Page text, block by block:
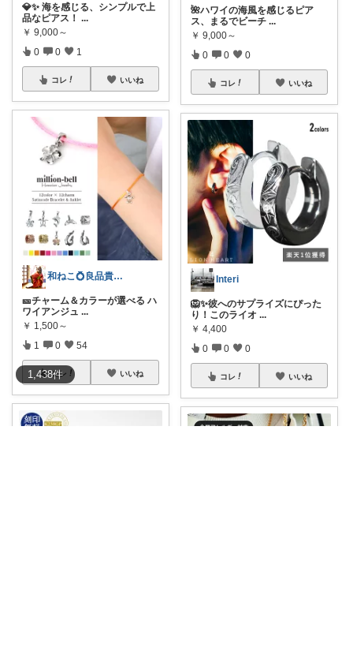
1,438件
💎✨ 海を感じる、シンプルで上
品なピアス！ ...
￥ 9,000～
0 0 1
コレ いいね
和ねこ💍良品貴金属紹介所
🎫チャーム＆カラーが選べる ハ
ワイアンジュ ...
￥ 1,500～
1 0 54
コレ いいね
🌺ハワイの海風を感じるピア
ス、まるでビーチ ...
￥ 9,000～
0 0 0
コレ いいね
Interi
🦁✨彼へのサプライズにぴった
り！このライオ ...
￥ 4,400
0 0 0
コレ いいね